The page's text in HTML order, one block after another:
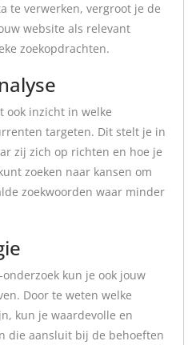
te verwerken, vergroot je de
website als relevant
zoekopdrachten.
ook inzicht in welke
targeten. Dit stelt je in
zij zich op richten en hoe je
zoeken naar kansen om
zoekwoorden waar minder
kun je ook jouw
Door te weten welke
kun je waardevolle en
die aansluit bij de behoeften